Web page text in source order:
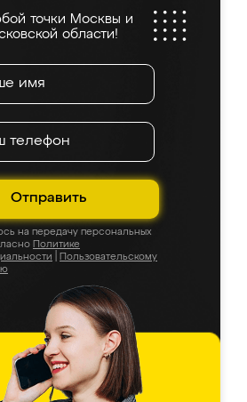
точки Москвы и
области!
Отправить
на передачу персональных
Политике
Пользовательскому